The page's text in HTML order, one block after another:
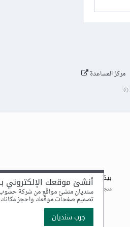
مركز المساعدة
©